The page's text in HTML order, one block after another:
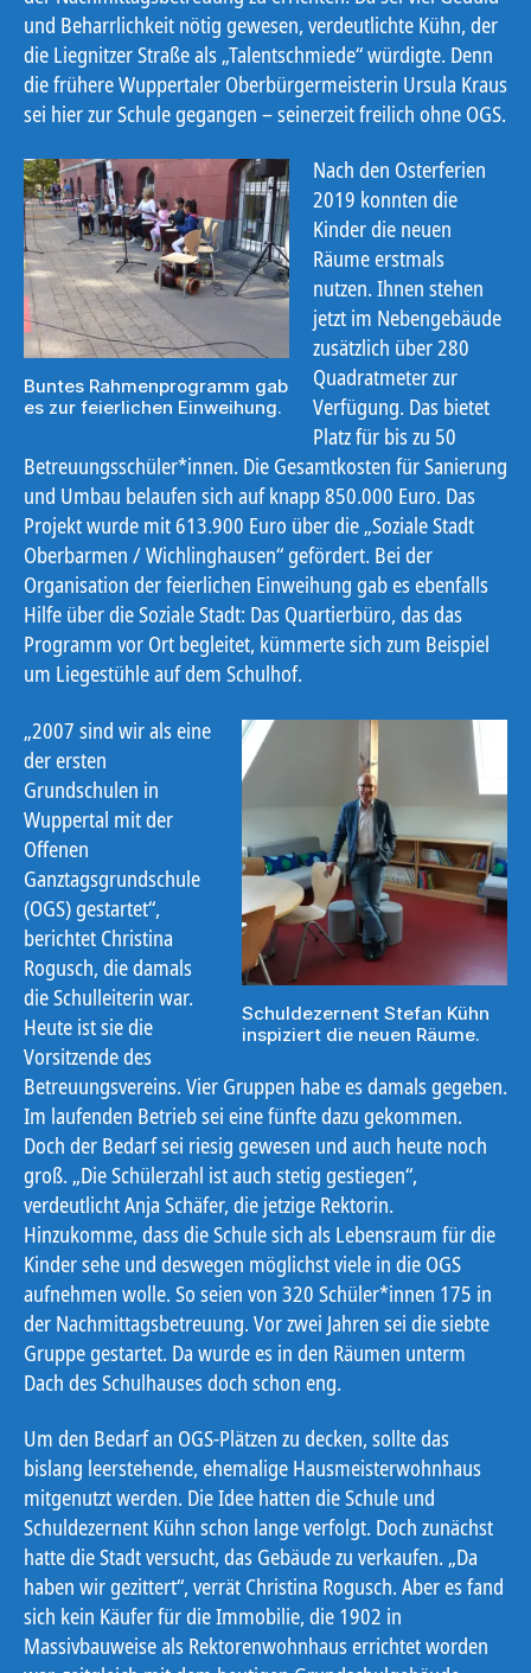
und Beharrlichkeit nötig gewesen, verdeutlichte Kühn, der
die Liegnitzer Straße als „Talentschmiede“ würdigte. Denn
die frühere Wuppertaler Oberbürgermeisterin Ursula Kraus
sei hier zur Schule gegangen – seinerzeit freilich ohne OGS.
Buntes Rahmenprogramm gab
es zur feierlichen Einweihung.
Nach den Osterferien
2019 konnten die
Kinder die neuen
Räume erstmals
nutzen. Ihnen stehen
jetzt im Nebengebäude
zusätzlich über 280
Quadratmeter zur
Verfügung. Das bietet
Platz für bis zu 50
Betreuungsschüler*innen. Die Gesamtkosten für Sanierung
und Umbau belaufen sich auf knapp 850.000 Euro. Das
Projekt wurde mit 613.900 Euro über die „Soziale Stadt
Oberbarmen / Wichlinghausen“ gefördert. Bei der
Organisation der feierlichen Einweihung gab es ebenfalls
Hilfe über die Soziale Stadt: Das Quartierbüro, das das
Programm vor Ort begleitet, kümmerte sich zum Beispiel
um Liegestühle auf dem Schulhof.
Schuldezernent Stefan Kühn
inspiziert die neuen Räume.
„2007 sind wir als eine
der ersten
Grundschulen in
Wuppertal mit der
Offenen
Ganztagsgrundschule
(OGS) gestartet“,
berichtet Christina
Rogusch, die damals
die Schulleiterin war.
Heute ist sie die
Vorsitzende des
Betreuungsvereins. Vier Gruppen habe es damals gegeben.
Im laufenden Betrieb sei eine fünfte dazu gekommen.
Doch der Bedarf sei riesig gewesen und auch heute noch
groß. „Die Schülerzahl ist auch stetig gestiegen“,
verdeutlicht Anja Schäfer, die jetzige Rektorin.
Hinzukomme, dass die Schule sich als Lebensraum für die
Kinder sehe und deswegen möglichst viele in die OGS
aufnehmen wolle. So seien von 320 Schüler*innen 175 in
der Nachmittagsbetreuung. Vor zwei Jahren sei die siebte
Gruppe gestartet. Da wurde es in den Räumen unterm
Dach des Schulhauses doch schon eng.
Um den Bedarf an OGS-Plätzen zu decken, sollte das
bislang leerstehende, ehemalige Hausmeisterwohnhaus
mitgenutzt werden. Die Idee hatten die Schule und
Schuldezernent Kühn schon lange verfolgt. Doch zunächst
hatte die Stadt versucht, das Gebäude zu verkaufen. „Da
haben wir gezittert“, verrät Christina Rogusch. Aber es fand
sich kein Käufer für die Immobilie, die 1902 in
Massivbauweise als Rektorenwohnhaus errichtet worden